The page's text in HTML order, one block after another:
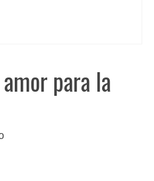
para la